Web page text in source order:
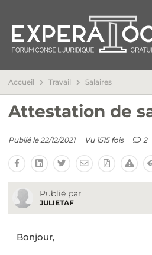
Accueil Travail Salaires
Attestation de
Publié le 22/12/2021 Vu 1515 fois 2
Publié par
JULIETAF
Bonjour,